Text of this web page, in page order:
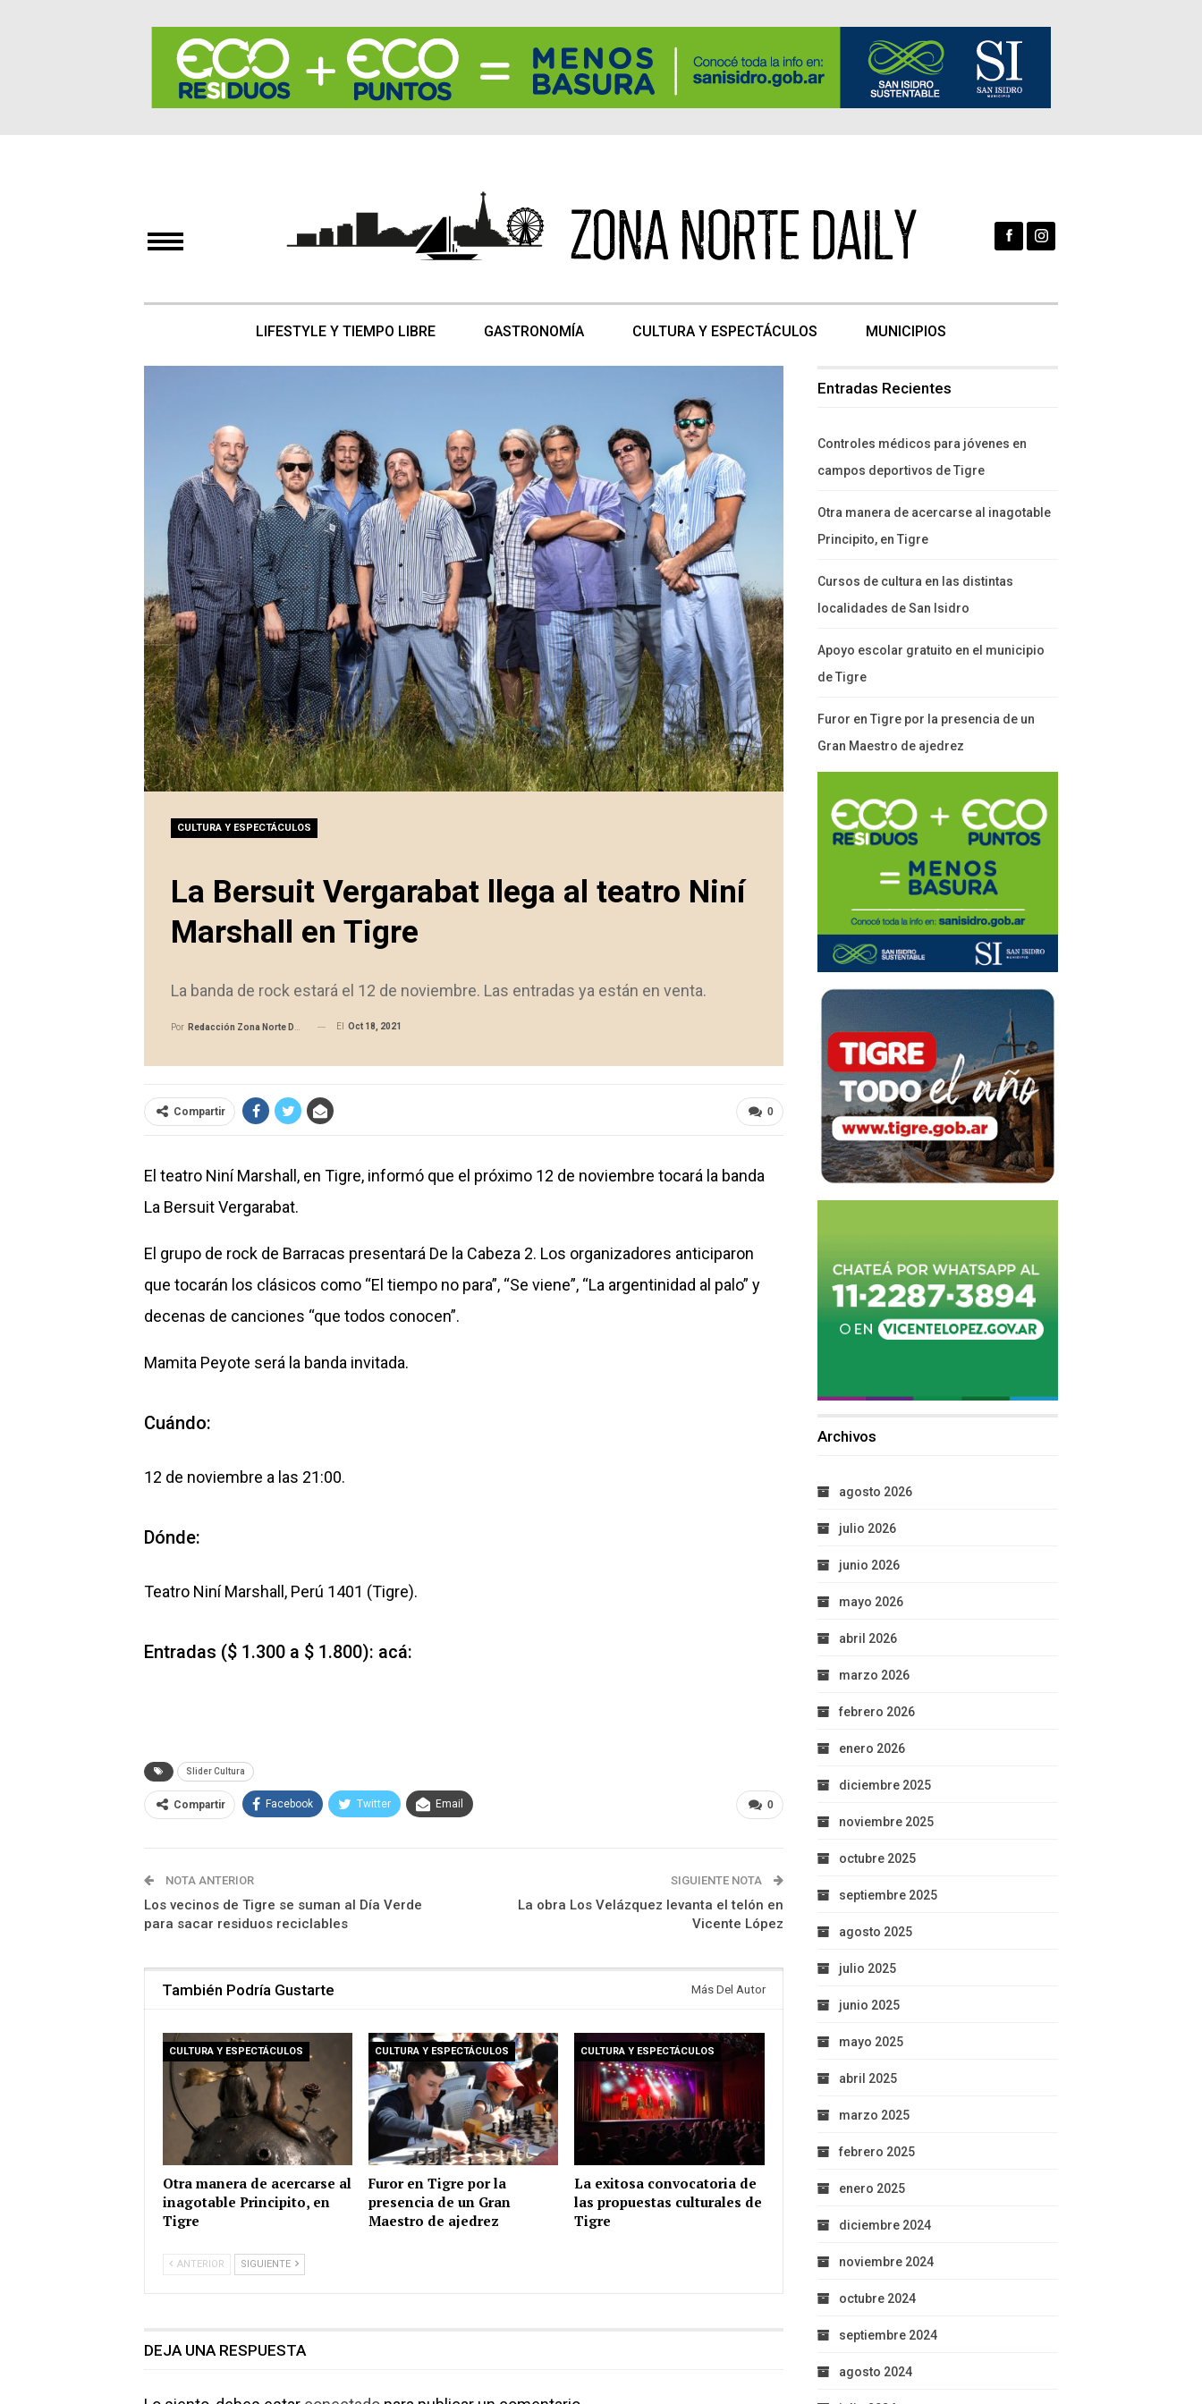
LIFESTYLE Y TIEMPO LIBRE GASTRONOMÍA CULTURA Y ESPECTÁCULOS MUNICIPIOS
CULTURA Y ESPECTÁCULOS
La Bersuit Vergarabat llega al teatro Niní
Marshall en Tigre
La banda de rock estará el 12 de noviembre. Las entradas ya están en venta.
Por Redacción Zona Norte Daily El Oct 18, 2021
0
Compartir
El teatro Niní Marshall, en Tigre, informó que el próximo 12 de noviembre tocará la banda
La Bersuit Vergarabat.
El grupo de rock de Barracas presentará De la Cabeza 2. Los organizadores anticiparon
que tocarán los clásicos como “El tiempo no para”, “Se viene”, “La argentinidad al palo” y
decenas de canciones “que todos conocen”.
Mamita Peyote será la banda invitada.
Cuándo:
12 de noviembre a las 21:00.
Dónde:
Teatro Niní Marshall, Perú 1401 (Tigre).
Entradas ($ 1.300 a $ 1.800): acá:
Slider Cultura
0
Compartir Facebook Twitter Email
NOTA ANTERIOR
Los vecinos de Tigre se suman al Día Verde
para sacar residuos reciclables
SIGUIENTE NOTA
La obra Los Velázquez levanta el telón en
Vicente López
También Podría Gustarte Más Del Autor
CULTURA Y ESPECTÁCULOS
Otra manera de acercarse al
inagotable Principito, en
Tigre
CULTURA Y ESPECTÁCULOS
Furor en Tigre por la
presencia de un Gran
Maestro de ajedrez
CULTURA Y ESPECTÁCULOS
La exitosa convocatoria de
las propuestas culturales de
Tigre
ANTERIOR SIGUIENTE
DEJA UNA RESPUESTA
Entradas Recientes
Controles médicos para jóvenes en
campos deportivos de Tigre
Otra manera de acercarse al inagotable
Principito, en Tigre
Cursos de cultura en las distintas
localidades de San Isidro
Apoyo escolar gratuito en el municipio
de Tigre
Furor en Tigre por la presencia de un
Gran Maestro de ajedrez
Archivos
agosto 2026
julio 2026
junio 2026
mayo 2026
abril 2026
marzo 2026
febrero 2026
enero 2026
diciembre 2025
noviembre 2025
octubre 2025
septiembre 2025
agosto 2025
julio 2025
junio 2025
mayo 2025
abril 2025
marzo 2025
febrero 2025
enero 2025
diciembre 2024
noviembre 2024
octubre 2024
septiembre 2024
agosto 2024